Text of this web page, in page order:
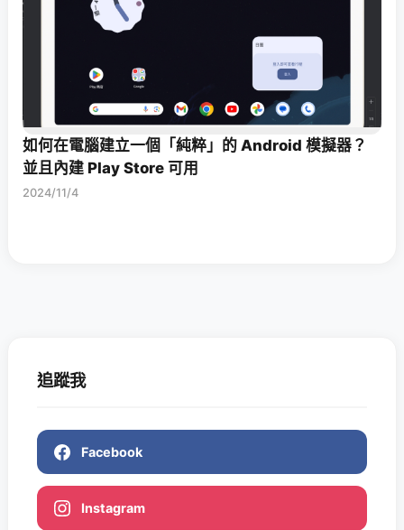
如何在電腦建立一個「純粹」的 Android 模擬器？
並且內建 Play Store 可用
2024/11/4
追蹤我
Facebook
Instagram